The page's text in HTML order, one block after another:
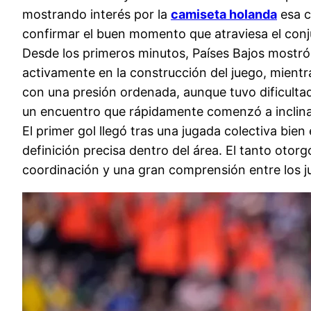
mostrando interés por la camiseta holanda esa
confirmar el buen momento que atraviesa el
Desde los primeros minutos, Países Bajos
activamente en la construcción del juego,
con una presión ordenada, aunque tuvo
un encuentro que rápidamente comenzó a
El primer gol llegó tras una jugada colectiva
definición precisa dentro del área. El tanto
coordinación y una gran comprensión entre los